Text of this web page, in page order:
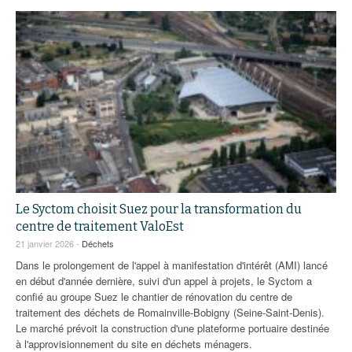
Le Syctom choisit Suez pour la transformation du
centre de traitement ValoEst
21 janvier 2026 - Déchets
Dans le prolongement de l'appel à manifestation d'intérêt (AMI) lancé
en début d'année dernière, suivi d'un appel à projets, le Syctom a
confié au groupe Suez le chantier de rénovation du centre de
traitement des déchets de Romainville-Bobigny (Seine-Saint-Denis).
Le marché prévoit la construction d'une plateforme portuaire destinée
à l'approvisionnement du site en déchets ménagers.